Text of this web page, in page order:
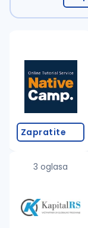
Zapratite
3 oglasa